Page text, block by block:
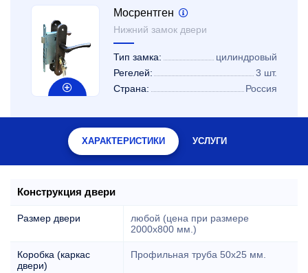
Мосрентген
Нижний замок двери
Тип замка:
цилиндровый
Регелей:
3 шт.
Страна:
Россия
ХАРАКТЕРИСТИКИ УСЛУГИ
Конструкция двери
Размер двери
любой (цена при размере
2000x800 мм.)
Коробка (каркас
двери)
Профильная труба 50х25 мм.